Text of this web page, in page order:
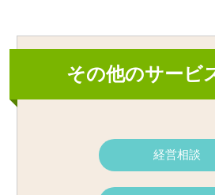
その他のサービ
経営相談